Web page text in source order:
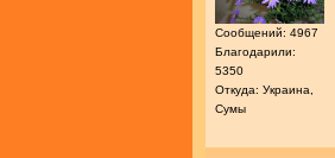
Сообщений: 4967
Благодарили:
5350
Откуда: Украина,
Сумы